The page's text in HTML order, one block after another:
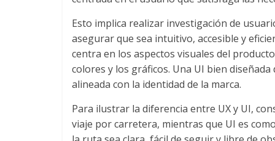
Noticias
de
Actualidad
y
Esto implica realizar investigación de
asegurar que sea intuitivo, accesible y
centra en los aspectos visuales del
colores y los gráficos. Una UI bien
alineada con la identidad de la marca.
Para ilustrar la diferencia entre UX y UI,
viaje por carretera, mientras que UI es